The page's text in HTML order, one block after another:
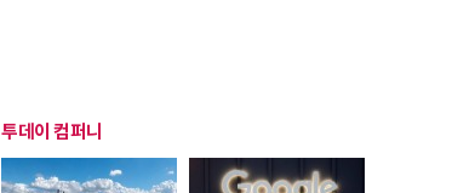
투데이 컴퍼니